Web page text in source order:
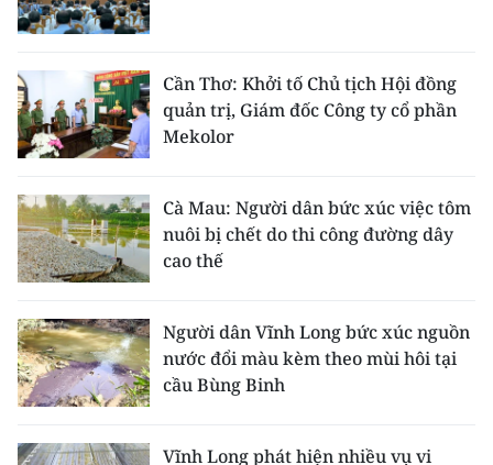
Cần Thơ: Khởi tố Chủ tịch Hội đồng
quản trị, Giám đốc Công ty cổ phần
Mekolor
Cà Mau: Người dân bức xúc việc tôm
nuôi bị chết do thi công đường dây
cao thế
Người dân Vĩnh Long bức xúc nguồn
nước đổi màu kèm theo mùi hôi tại
cầu Bùng Binh
Vĩnh Long phát hiện nhiều vụ vi